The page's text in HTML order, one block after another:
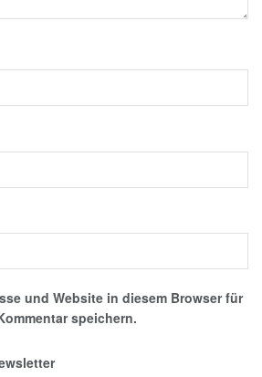
und Website in diesem Browser für
speichern.